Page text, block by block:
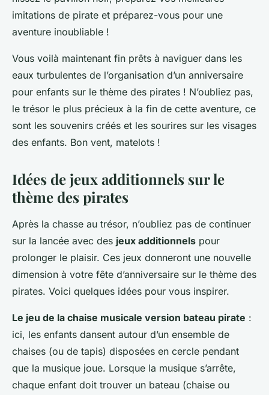
imitations de pirate et préparez-vous pour une
aventure inoubliable !
Vous voilà maintenant fin prêts à naviguer dans les
eaux turbulentes de l’organisation d’un anniversaire
pour enfants sur le thème des pirates ! N’oubliez pas,
le trésor le plus précieux à la fin de cette aventure, ce
sont les souvenirs créés et les sourires sur les visages
des enfants. Bon vent, matelots !
Idées de jeux additionnels sur le
thème des pirates
Après la chasse au trésor, n’oubliez pas de continuer
sur la lancée avec des jeux additionnels pour
prolonger le plaisir. Ces jeux donneront une nouvelle
dimension à votre fête d’anniversaire sur le thème des
pirates. Voici quelques idées pour vous inspirer.
Le jeu de la chaise musicale version bateau pirate :
ici, les enfants dansent autour d’un ensemble de
chaises (ou de tapis) disposées en cercle pendant
que la musique joue. Lorsque la musique s’arrête,
chaque enfant doit trouver un bateau (chaise ou